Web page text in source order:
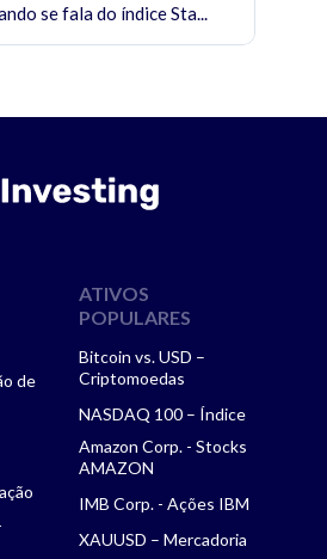
se fala do índice Sta...
de
ATIVOS
POPULARES
Bitcoin vs. USD –
Criptomoedas
NASDAQ 100 – Índice
Amazon Corp. - Stocks
AMAZON
IMB Corp. - Ações IBM
XAUUSD – Mercadoria